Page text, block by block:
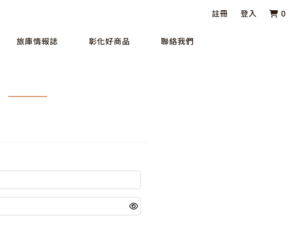
註冊 登入 0
旅庫情報誌 彰化好商品 聯絡我們